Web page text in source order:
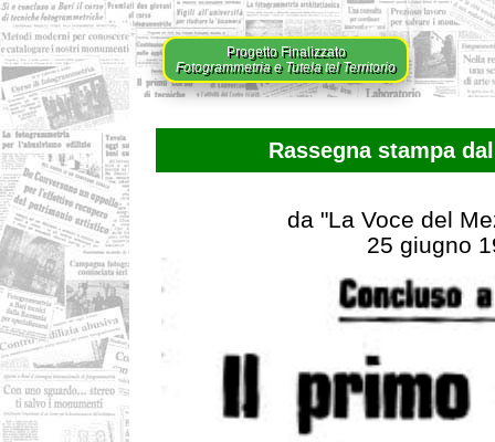
Progetto Finalizzato
Fotogrammetria e Tutela tel Territorio
Rassegna stampa
da "La Voce del
25 giugno